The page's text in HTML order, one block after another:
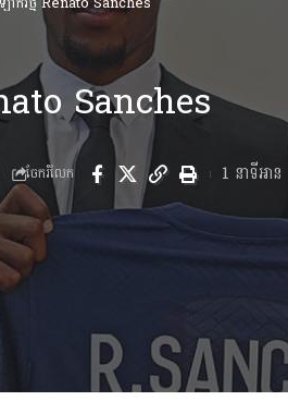
Sanches
ចែករំលែក 1 នាទីអាន